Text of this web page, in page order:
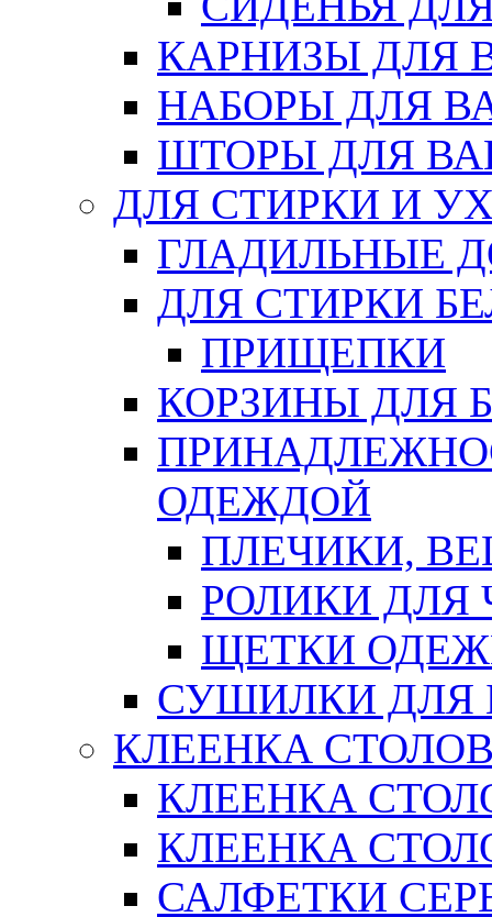
КАРНИЗЫ ДЛЯ
НАБОРЫ ДЛЯ
ШТОРЫ ДЛЯ
ДЛЯ СТИРКИ И
ГЛАДИЛЬНЫЕ
ДЛЯ СТИРКИ
ПРИЩЕПКИ
КОРЗИНЫ ДЛЯ
ОДЕЖДОЙ
ПЛЕЧИКИ,
РОЛИКИ ДЛЯ
ЩЕТКИ
СУШИЛКИ ДЛЯ
КЛЕЕНКА
КЛЕЕНКА
КЛЕЕНКА
САЛФЕТКИ